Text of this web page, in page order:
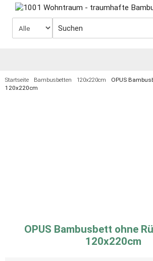
Startseite Bambusbetten 120x220cm
OPUS
120x220cm
OPUS Bambusbett ohne
120x220cm